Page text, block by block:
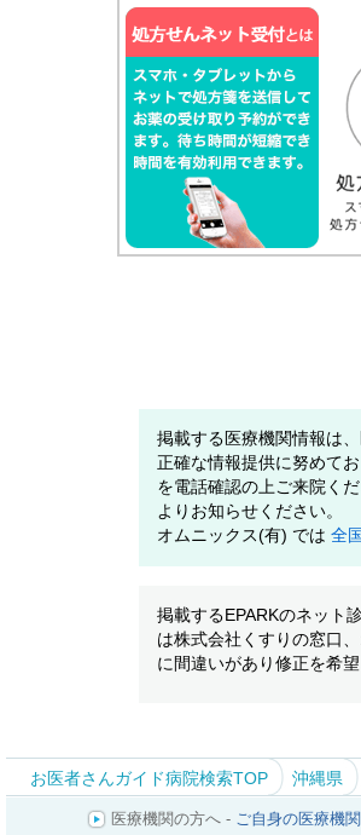
掲載する医療機関情報は
正確な情報提供に努めて
を電話確認の上ご来院く
よりお知らせください。
オムニックス(有) では 全
掲載するEPARKのネット
は株式会社くすりの窓口
に間違いがあり修正を希望
お医者さんガイド病院検索TOP 沖縄県
医療機関の方へ - ご自身の医療機